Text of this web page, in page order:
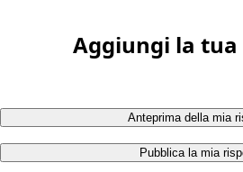
Aggiungi la tua
Anteprima della mia
Pubblica la mia